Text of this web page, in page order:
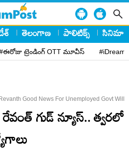
తెలంగాణ పాలిటిక్స్ సినిమా
ట్రెండింగ్ OTT మూవీస్
Good News For Unemployed Govt Will
రేవంత్ గుడ్ న్యూస్.. త్వరలో